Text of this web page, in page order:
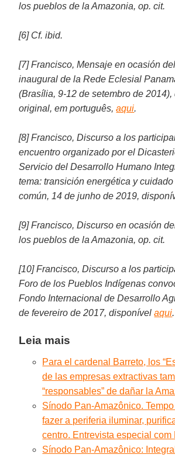
los pueblos de la Amazonia, op. cit.
[6] Cf. ibid.
[7] Francisco, Mensaje en ocasión
inaugural de la Rede Eclesial
(Brasília, 9-12 de setembro de
original, em português,aqui.
[8] Francisco, Discurso a los
encuentro organizado por el
Servicio del Desarrollo Humano
tema: transición energética y
común, 14 de junho de 2019,
[9] Francisco, Discurso en ocasión
los pueblos de la Amazonia, op. cit.
[10] Francisco, Discurso a los
Foro de los Pueblos Indígenas
Fondo Internacional de Desarrollo
de fevereiro de 2017, disponívelaqui.
Leia mais
Para el cardenal Barreto, los
de las empresas extractivas
“responsables” de dañar la
Sínodo Pan-Amazônico.
fazer a periferia iluminar,
centro. Entrevista especial com
Sínodo Pan-Amazônico: